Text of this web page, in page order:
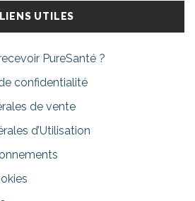
LIENS UTILES
PureSanté ?
confidentialité
de vente
d’Utilisation